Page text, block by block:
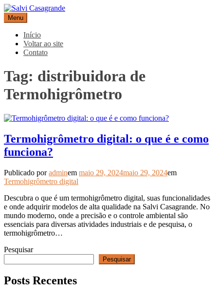
Pular
para
o
conteúdo
Salvi Casagrande
Especialistas em equipamentos de medição e automação
Menu
Início
Voltar ao site
Contato
Tag: distribuidora de
Termohigrômetro
Termohigrômetro digital: o que é e como
funciona?
Publicado poradminem maio 29, 2024maio 29, 2024em
Termohigrômetro digital
Descubra o que é um termohigrômetro digital, suas funcionalidades
e onde adquirir modelos de alta qualidade na Salvi Casagrande. No
mundo moderno, onde a precisão e o controle ambiental são
essenciais para diversas atividades industriais e de pesquisa, o
termohigrômetro…
Pesquisar
Pesquisar
Posts Recentes